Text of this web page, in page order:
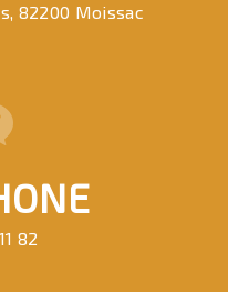
82200 Moissac
82